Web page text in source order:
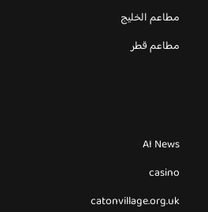
مطاعم الخليج
مطاعم قطر
AI News
casino
catonvillage.org.uk